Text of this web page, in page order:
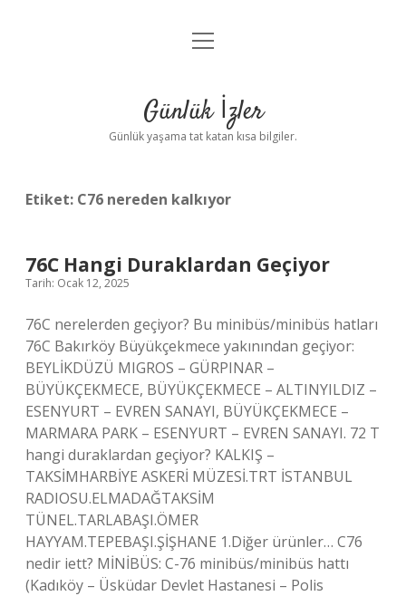
Anasayfa
Yasal Uyarı
menüyü
Günlük İzler
Günlük yaşama tat katan kısa bilgiler.
Etiket: C76 nereden kalkıyor
76C Hangi Duraklardan Geçiyor
Tarih: Ocak 12, 2025
76C nerelerden geçiyor? Bu minibüs/minibüs hatları
76C Bakırköy Büyükçekmece yakınından geçiyor:
BEYLİKDÜZÜ MIGROS – GÜRPINAR –
BÜYÜKÇEKMECE, BÜYÜKÇEKMECE – ALTINYILDIZ –
ESENYURT – EVREN SANAYI, BÜYÜKÇEKMECE –
MARMARA PARK – ESENYURT – EVREN SANAYI. 72 T
hangi duraklardan geçiyor? KALKIŞ –
TAKSİMHARBİYE ASKERİ MÜZESİ.TRT İSTANBUL
RADIOSU.ELMADAĞTAKSİM
TÜNEL.TARLABAŞI.ÖMER
HAYYAM.TEPEBAŞI.ŞİŞHANE 1.Diğer ürünler… C76
nedir iett? MİNİBÜS: C-76 minibüs/minibüs hattı
(Kadıköy – Üsküdar Devlet Hastanesi – Polis